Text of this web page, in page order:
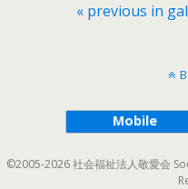
« previous in
Mobile
©2005-2026 社会福祉法人敬愛会